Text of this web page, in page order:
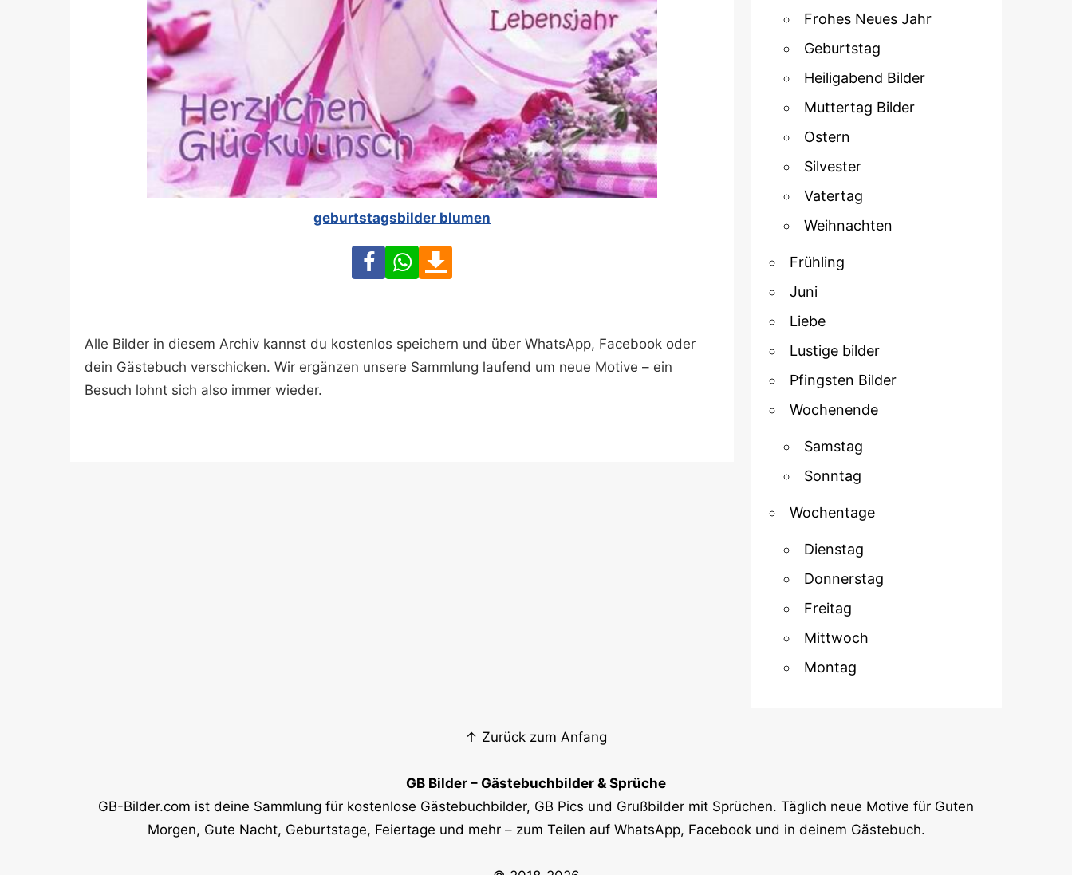
geburtstagsbilder blumen
FacebookWhatsApp
Alle Bilder in diesem Archiv kannst du kostenlos speichern und über WhatsApp, Facebook oder
dein Gästebuch verschicken. Wir ergänzen unsere Sammlung laufend um neue Motive – ein
Besuch lohnt sich also immer wieder.
Frohes Neues Jahr
Geburtstag
Heiligabend Bilder
Muttertag Bilder
Ostern
Silvester
Vatertag
Weihnachten
Frühling
Juni
Liebe
Lustige bilder
Pfingsten Bilder
Wochenende
Samstag
Sonntag
Wochentage
Dienstag
Donnerstag
Freitag
Mittwoch
Montag
↑ Zurück zum Anfang
GB Bilder – Gästebuchbilder & Sprüche
GB-Bilder.com ist deine Sammlung für kostenlose Gästebuchbilder, GB Pics und Grußbilder mit Sprüchen. Täglich neue Motive für Guten
Morgen, Gute Nacht, Geburtstage, Feiertage und mehr – zum Teilen auf WhatsApp, Facebook und in deinem Gästebuch.